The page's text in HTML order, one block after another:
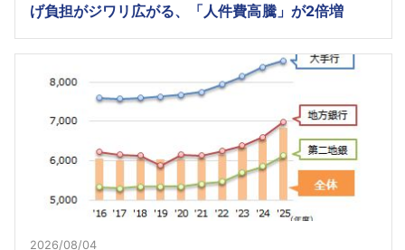
げ負担がジワリ広がる、「人件費高騰」が2倍増
2026/08/04